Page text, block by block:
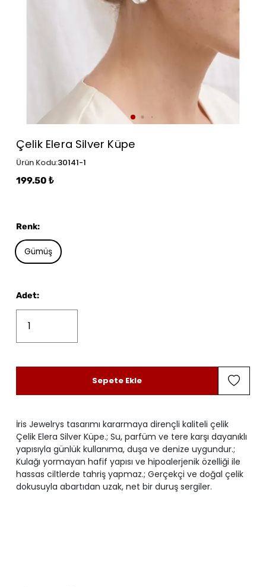
Çelik Elera Silver Küpe
Ürün Kodu:30141-1
199.50 ₺
İris Jewelrys tasarımı kararmaya dirençli kaliteli çelik
Çelik Elera Silver Küpe.; Su, parfüm ve tere karşı dayanıklı
yapısıyla günlük kullanıma, duşa ve denize uygundur.;
Kulağı yormayan hafif yapısı ve hipoalerjenik özelliği ile
hassas ciltlerde tahriş yapmaz.; Gerçekçi ve doğal çelik
dokusuyla abartıdan uzak, net bir duruş sergiler.
Renk:
Gümüş
Adet:
Sepete Ekle